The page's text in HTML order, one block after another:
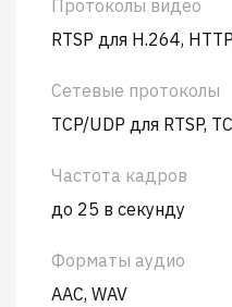
Протоколы видео
RTSP для H.264,
Сетевые протоколы
TCP/UDP для RTSP,
Частота кадров
до 25 в секунду
Форматы аудио
AAC, WAV